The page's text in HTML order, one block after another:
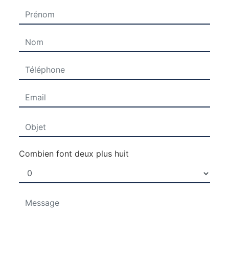
Combien font deux plus huit